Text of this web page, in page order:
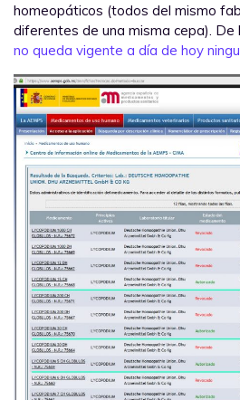
homeopáticos (todos del mismo
diferentes de una misma cepa). De
no queda vigente a día de hoy